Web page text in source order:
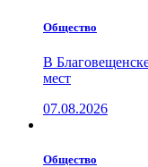
Общество
В
мест
07.08.2026
Общество